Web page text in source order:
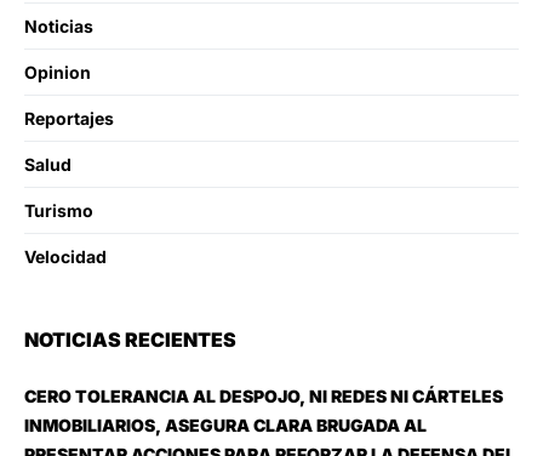
Noticias
Opinion
Reportajes
Salud
Turismo
Velocidad
NOTICIAS RECIENTES
CERO TOLERANCIA AL DESPOJO, NI REDES NI CÁRTELES
INMOBILIARIOS, ASEGURA CLARA BRUGADA AL